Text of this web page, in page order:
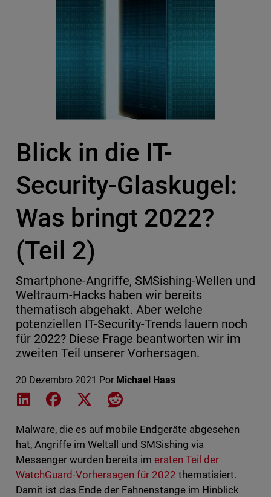
Blick in die IT-
Security-Glaskugel:
Was bringt 2022?
(Teil 2)
Smartphone-Angriffe, SMSishing-Wellen und
Weltraum-Hacks haben wir bereits
thematisch abgehakt. Aber welche
potenziellen IT-Security-Trends lauern noch
für 2022? Diese Frage beantworten wir im
zweiten Teil unserer Vorhersagen.
20 Dezembro 2021 Por Michael Haas
Share on LinkedIn
Share on Facebook
Share on XShare on Reddit
Malware, die es auf mobile Endgeräte abgesehen
hat, Angriffe im Weltall und SMSishing via
Messenger wurden bereits im ersten Teil der
WatchGuard-Vorhersagen für 2022 thematisiert.
Damit ist das Ende der Fahnenstange im Hinblick